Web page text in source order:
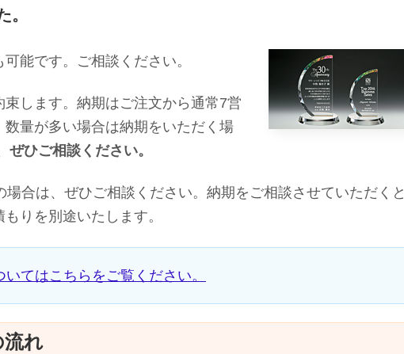
。
能です。ご相談ください。
します。納期はご注文から通常7営
量が多い場合は納期をいただく場
ひご相談ください。
合は、ぜひご相談ください。納期をご相談させていただくと
りを別途いたします。
てはこちらをご覧ください。
流れ